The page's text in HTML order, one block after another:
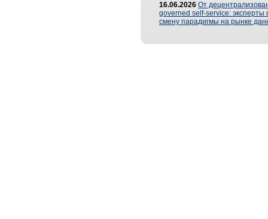
16.06.2026 От
governed self-service: эксперты
смену парадигмы на рынке